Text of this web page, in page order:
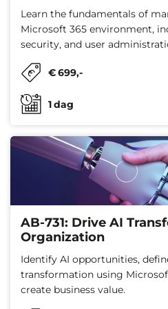
Learn the fundamentals of
Microsoft 365 environment,
security, and user
€699,-
1dag
AB-731: Drive AI
Organization
Identify AI opportunities,
transformation using
create business value.